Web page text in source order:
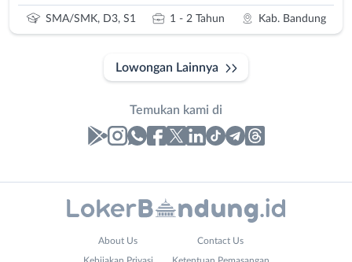
SMA/SMK, D3, S1 1 - 2 Tahun Kab. Bandung
Lowongan Lainnya
Temukan kami di
Lowongan
About Us Contact Us